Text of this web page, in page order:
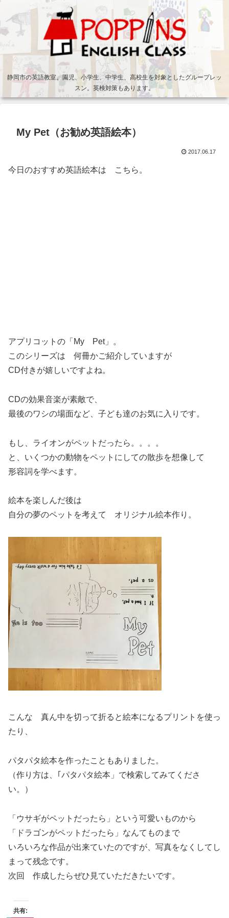
静岡市の英語教室。園児、小学生、中学生、高校生を対象としたグループレッ
スン。英検対策もあります。
My Pet（お勧め英語絵本）
2017.06.17
今日のおすすめ英語絵本は こちら。
アプリコットの「My Pet」。
このシリーズは 何冊かご紹介していますが
CD付きが嬉しいですよね。
CDの効果音楽が素敵で、
最後のワシの場面など、子ども達のお気に入りです。
もし、ライオンがペットだったら。。。。
と、いくつかの動物をペットにしての散歩を想像して
形容詞を学べます。
絵本を楽しんだ後は
自分の夢のペットを考えて オリジナル絵本作り。
こんな 真ん中を切って折ると絵本になるプリントを使っ
たり、
パタパタ絵本を作ったこともありました。
（作り方は、｢パタパタ絵本」で検索してみてくださ
い。）
「ウサギがペットだったら」という可愛いものから
「ドラゴンがペットだったら」なんてものまで
いろいろな作品が出来ていたのですが、写真をなくしてし
まって残念です。
次回 作成したらぜひ見ていただきたいです。
共有: